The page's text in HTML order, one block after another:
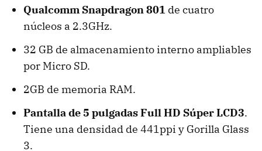
Qualcomm Snapdragon 801 de cuatro
núcleos a 2.3GHz.
32 GB de almacenamiento interno ampliables
por Micro SD.
2GB de memoria RAM.
Pantalla de 5 pulgadas Full HD Súper LCD3.
Tiene una densidad de 441ppi y Gorilla Glass
3.